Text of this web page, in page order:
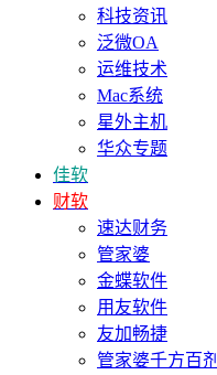
科技资讯
泛微OA
运维技术
Mac系统
星外主机
华众专题
佳软
财软
速达财务
管家婆
金蝶软件
用友软件
友加畅捷
管家婆千方百剂